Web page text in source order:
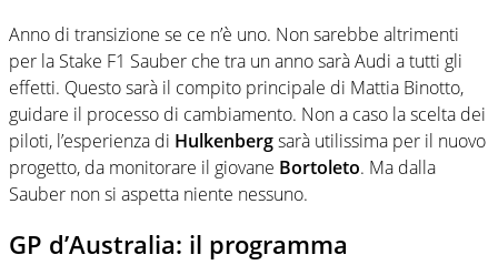
Anno di transizione se ce n’è uno. Non sarebbe altrimenti
per la Stake F1 Sauber che tra un anno sarà Audi a tutti gli
effetti. Questo sarà il compito principale di Mattia Binotto,
guidare il processo di cambiamento. Non a caso la scelta dei
piloti, l’esperienza di Hulkenbergsarà utilissima per il nuovo
progetto, da monitorare il giovane Bortoleto. Ma dalla
Sauber non si aspetta niente nessuno.
GP d’Australia: il programma